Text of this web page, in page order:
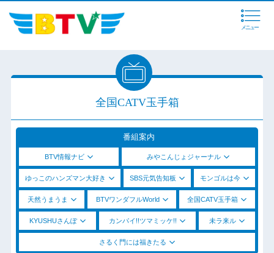
メニュー
全国CATV玉手箱
番組案内
BTV情報ナビ みやこんじょジャーナル
ゆっこのハンズマン大好き SBS元気告知板 モンゴルは今
天然うまうま BTVワンダフルWorld 全国CATV玉手箱
KYUSHUさんぽ カンパイ!!ツマミッケ!! 未ラ来ル
さるく門には福きたる